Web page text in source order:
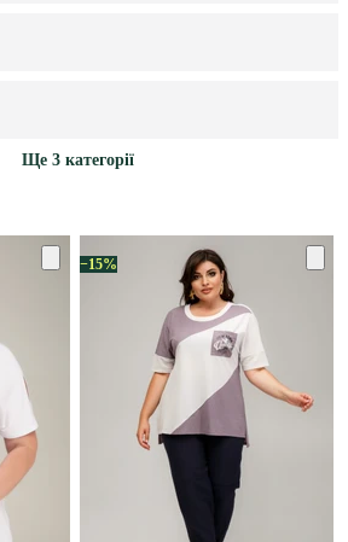
Ще 3 категорії
−15%